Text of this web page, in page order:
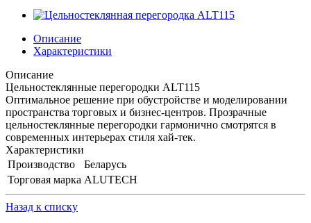
Описание
Характеристики
Описание
Цельностеклянные перегородки ALT115
Оптимальное решение при обустройстве и моделировании
пространства торговых и бизнес-центров. Прозрачные
цельностеклянные перегородки гармонично смотрятся в
современных интерьерах стиля хай-тек.
Характеристики
Производство
Беларусь
Торговая марка ALUTECH
Назад к списку